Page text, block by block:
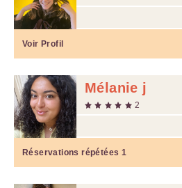
Voir Profil
Mélanie j
2
Réservations répétées 1